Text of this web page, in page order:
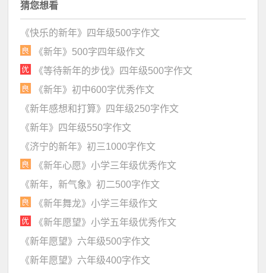
猜您想看
《快乐的新年》四年级500字作文
《新年》500字四年级作文
《等待新年的步伐》四年级500字作文
《新年》初中600字优秀作文
《新年感想和打算》四年级250字作文
《新年》四年级550字作文
《济宁的新年》初三1000字作文
《新年心愿》小学三年级优秀作文
《新年，新气象》初二500字作文
《新年舞龙》小学三年级作文
《新年愿望》小学五年级优秀作文
《新年愿望》六年级500字作文
《新年愿望》六年级400字作文